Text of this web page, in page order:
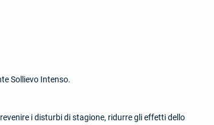
Sollievo Intenso.
i disturbi di stagione, ridurre gli effetti dello